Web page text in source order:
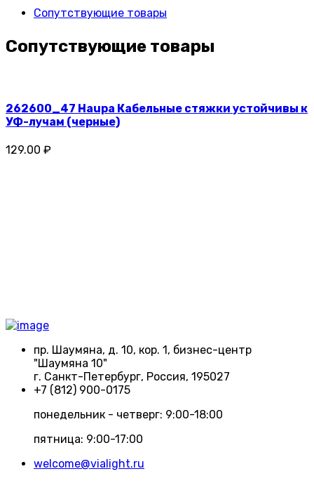
Сопутствующие товары
Сопутствующие товары
262600_47 Haupa Кабельные стяжки устойчивы к
УФ-лучам (черные)
129.00 ₽
пр. Шаумяна, д. 10, кор. 1, бизнес-центр
"Шаумяна 10"
г. Санкт-Петербург, Россия, 195027
+7 (812) 900-0175
понедельник - четверг: 9:00-18:00
пятница: 9:00-17:00
welcome@vialight.ru